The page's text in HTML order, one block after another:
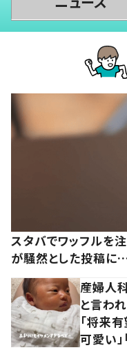
スタバでワッフルを
が騒然とした投稿に…
産婦人
と言わ
「将来
可愛い」